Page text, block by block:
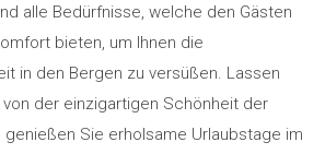
alle Bedürfnisse, welche den Gästen
bieten, um Ihnen die
in den Bergen zu versüßen. Lassen
der einzigartigen Schönheit der
Sie erholsame Urlaubstage im